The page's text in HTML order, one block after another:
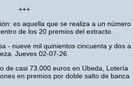
+++
es aquella que se realiza a un número
de los 20 premios del extracto.
- nueve mil quinientos cincuenta y dos a
Jueves 02-07-26
de casi 73.000 euros en Ubeda, Lotería
en premios por doble salto de banca